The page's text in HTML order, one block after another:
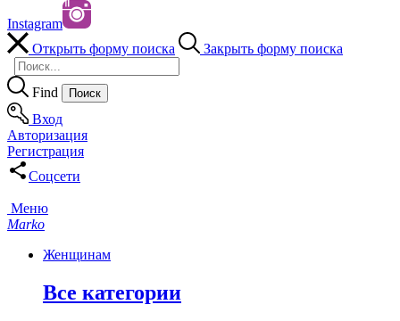
Instagram
Открыть форму поиска
Закрыть форму поиска
Find
Вход
Авторизация
Регистрация
Соцсети
Меню
Marko
Женщинам
Все категории